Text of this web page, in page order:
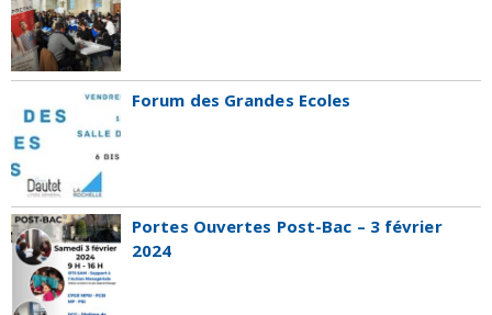
Forum des Grandes Ecoles
Portes Ouvertes Post-Bac – 3 février
2024